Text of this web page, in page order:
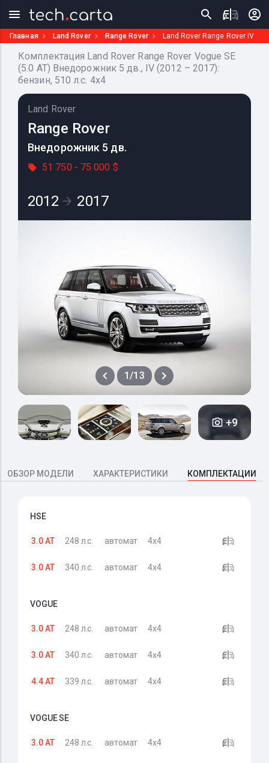
Главная Land Rover Range Rover Land Rover Range Rover IV
Комплектация Land Rover Range Rover Vogue SE
(5.0 AT) Внедорожник 5 дв., IV (2012 – 2017):
бензин, 510 л.с. 4x4
Land Rover
Range Rover
Внедорожник 5 дв.
51 750 - 75 000 $
2012 2017
1/13
+9
ОБЗОР МОДЕЛИ ХАРАКТЕРИСТИКИ КОМПЛЕКТАЦИИ
HSE
3.0 AT 248 л.с. автомат 4x4
3.0 AT 340 л.с. автомат 4x4
VOGUE
3.0 AT 248 л.с. автомат 4x4
3.0 AT 340 л.с. автомат 4x4
4.4 AT 339 л.с. автомат 4x4
VOGUE SE
3.0 AT 248 л.с. автомат 4x4